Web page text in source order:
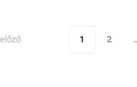
előző 1 2